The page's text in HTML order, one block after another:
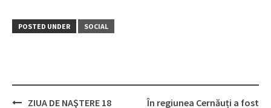
POSTED UNDER SOCIAL
ZIUA DE NAŞTERE 18
În regiunea Cernăuți a fost